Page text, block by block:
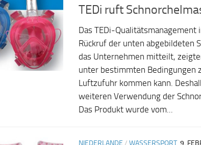
TEDi ruft
Das TEDi-
Rückruf der unten abgebildeten
das Unternehmen mitteilt,
unter bestimmten Bedingungen
Luftzufuhr kommen kann.
weiteren Verwendung der
Das Produkt wurde vom...